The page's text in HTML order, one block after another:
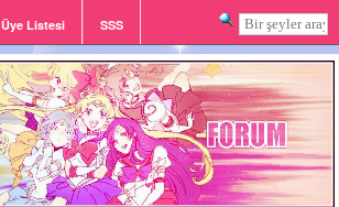
Üye Listesi SSS